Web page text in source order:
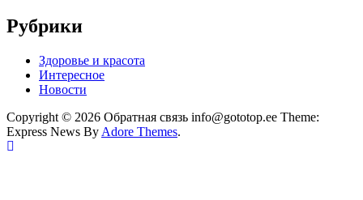
Рубрики
Здоровье и красота
Интересное
Новости
Copyright © 2026 Обратная связь info@gototop.ee Theme:
Express News By Adore Themes.